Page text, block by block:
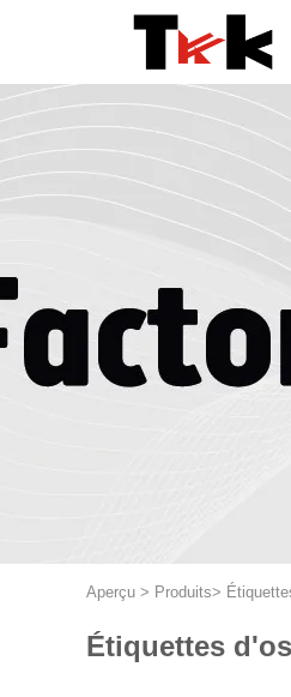
Aperçu > Produits>
Étiquettes